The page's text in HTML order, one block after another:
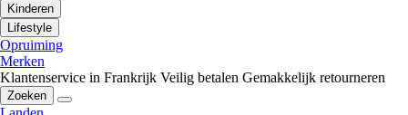
Kinderen
Lifestyle
Opruiming
Merken
Klantenservice in Frankrijk Veilig betalen Gemakkelijk retourneren
Zoeken